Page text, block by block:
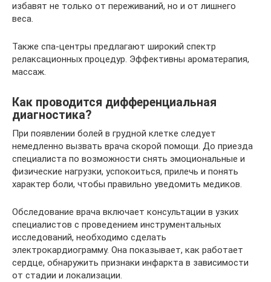
избавят не только от переживаний, но и от лишнего
веса.
Также спа-центры предлагают широкий спектр
релаксационных процедур. Эффективны ароматерапия,
массаж.
Как проводится дифференциальная
диагностика?
При появлении болей в грудной клетке следует
немедленно вызвать врача скорой помощи. До приезда
специалиста по возможности снять эмоциональные и
физические нагрузки, успокоиться, прилечь и понять
характер боли, чтобы правильно уведомить медиков.
Обследование врача включает консультации в узких
специалистов с проведением инструментальных
исследований, необходимо сделать
электрокардиограмму. Она показывает, как работает
сердце, обнаружить признаки инфаркта в зависимости
от стадии и локализации.